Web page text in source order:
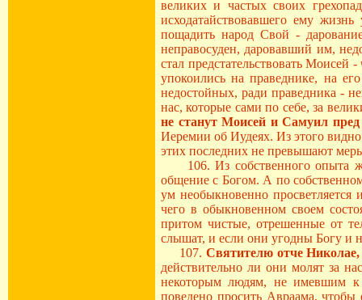
великих и частых своих
исходатайствовавшего ему
пощадить народ Свой -
неправосуден, даровавший им,
стал предстательствовать
упокоились на праведнике, на
недостойных, ради праведника -
нас, которые сами по себе, за
не станут Моисей и Самуил
Иеремии об Иудеях. Из этого
этих последних не превышают
106. Из собственного опыта
общение с Богом. А по
ум необыкновенно
чего в обыкновенном своем
притом чистые, отрешенные от
слышат, и если они угодны Богу и
107.Святителю отче
действительно ли они молят за
некоторым людям, не имевшим к
поведено просить Авраама,